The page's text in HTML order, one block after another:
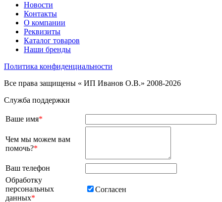
Новости
Контакты
О компании
Реквизиты
Каталог товаров
Наши бренды
Политика конфиденциальности
Все права защищены « ИП Иванов О.В.» 2008-2026
Служба поддержки
Ваше имя*
Чем мы можем вам
помочь?*
Ваш телефон
Обработку
персональных
данных*
Согласен